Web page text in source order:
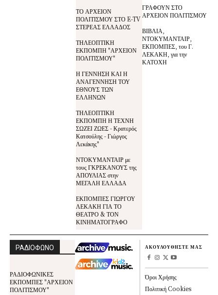
ΤΟ ΑΡΧΕΙΟΝ
ΠΟΛΙΤΙΣΜΟΥ ΣΤΟ E-TV
ΣΤΕΡΕΑΣ ΕΛΛΑΔΟΣ
ΤΗΛΕΟΠΤΙΚΗ
ΕΚΠΟΜΠΗ "ΑΡΧΕΙΟΝ
ΠΟΛΙΤΙΣΜΟΥ"
Η ΓΕΝΝΗΣΗ ΚΑΙ Η
ΑΝΑΓΕΝΝΗΣΗ ΤΟΥ
ΕΘΝΟΥΣ ΤΩΝ
ΕΛΛΗΝΩΝ
ΤΗΛΕΟΠΤΙΚΗ
ΕΚΠΟΜΠΗ Η ΤΕΧΝΗ
ΣΩΖΕΙ ΖΩΕΣ - Κρατερός
Κατσούλης - Γιώργος
Λεκάκης"
ΝΤΟΚΥΜΑΝΤΑΙΡ με
τους ΓΚΡΕΚΑΝΟΥΣ της
ΑΠΟΥΛΙΑΣ στην
ΜΕΓΑΛΗ ΕΛΛΑΔΑ
ΕΚΠΟΜΠΕΣ ΓΙΩΡΓΟΥ
ΛΕΚΑΚΗ ΓΙΑ ΤΟ
ΘΕΑΤΡΟ & ΤΟΝ
ΚΙΝΗΜΑΤΟΓΡΑΦΟ
ΓΡΑΦΟΥΝ ΣΤΟ
ΑΡΧΕΙΟΝ ΠΟΛΙΤΙΣΜΟΥ
ΒΙΒΛΙΑ,
ΝΤΟΚΥΜΑΝΤΑΙΡ,
ΕΚΠΟΜΠΕΣ, του Γ.
ΛΕΚΑΚΗ, για την
ΚΑΤΟΧΗ
ΡΑΔΙΟΦΩΝΟ
ΡΑΔΙΟΦΩΝΙΚΕΣ
ΕΚΠΟΜΠΕΣ "ΑΡΧΕΙΟΝ
ΠΟΛΙΤΙΣΜΟΥ"
ΑΚΟΥΛΟΥΘΗΣΤΕ ΜΑΣ
Όροι Χρήσης
Πολιτική Cookies